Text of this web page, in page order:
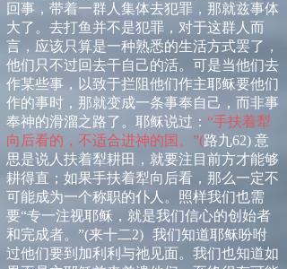
回事，带着一群人集体去犯罪，那就兹事体
大了。去打鱼并不是犯罪，对于这群人而
言 ，应该只算是一种熟悉的生活方式罢了，
他们只不过回去干自己的活。可是当他们去
作某些事，以致于拦阻他们作主耶稣要他们
作的事时 ，那就变成一条事奉自己，而非事
奉神的滑溜之路了。耶稣说过： “手扶着犁
向后看的，不适合进神的国。”(路九62) 意
思是说人扶着犁耕田，就要注目前方才能够
耕得直；如果手扶着犁向后看，那么一定不
可能成为一个称职的仆人。照样我们也需
要“专一注视耶稣，就是我们信心的创始者
和完成者。 ”(来十二2) 我们知道耶稣吩咐
过他们要到加利利与祂见面。我们也知道如